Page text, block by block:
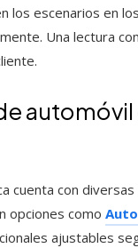
los escenarios en
Una lectura
cuenta con
opciones como
ajustables